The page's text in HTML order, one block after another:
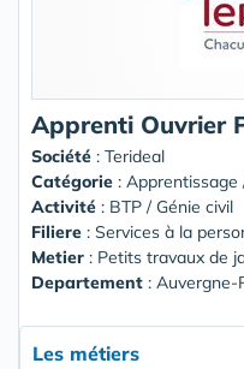
Apprenti Ouvrier
Société : Terideal
Catégorie : Apprentissage
Activité : BTP / Génie civil
Filiere : Services à la
Metier : Petits travaux de
Departement : Auvergne-
Les métiers